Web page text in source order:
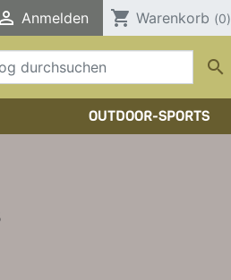
 Anmelden shopping_cart Warenkorb (0)

SONSTIGES
OUTDOOR-SPORTS